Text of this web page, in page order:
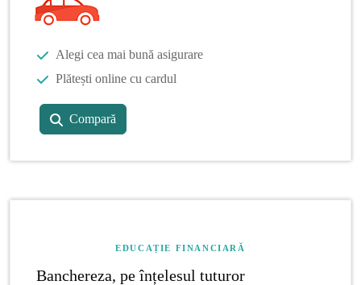
Alegi cea mai bună asigurare
Plătești online cu cardul
Compară
EDUCAȚIE FINANCIARĂ
Banchereza, pe înțelesul tuturor